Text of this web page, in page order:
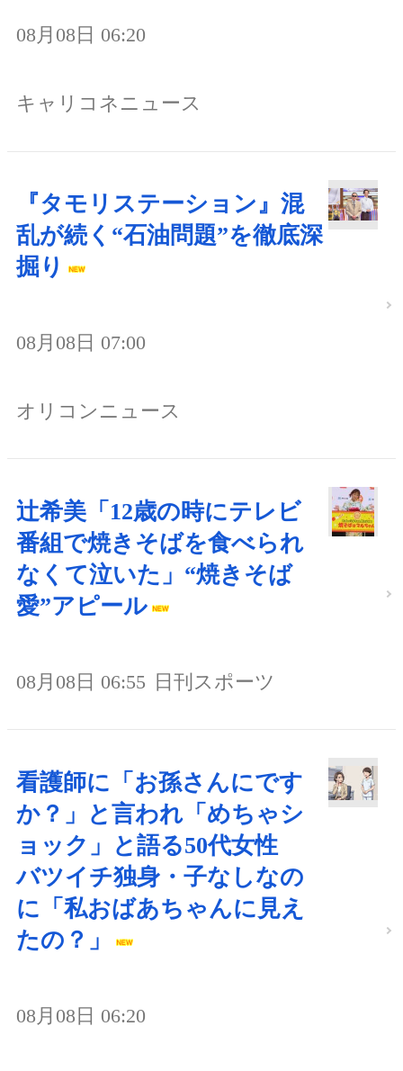
08月08日 06:20
キャリコネニュース
『タモリステーション』混
乱が続く“石油問題”を徹底深
掘り
08月08日 07:00
オリコンニュース
辻希美「12歳の時にテレビ
番組で焼きそばを食べられ
なくて泣いた」“焼きそば
愛”アピール
08月08日 06:55 日刊スポーツ
看護師に「お孫さんにです
か？」と言われ「めちゃシ
ョック」と語る50代女性
バツイチ独身・子なしなの
に「私おばあちゃんに見え
たの？」
08月08日 06:20